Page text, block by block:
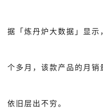
据「炼丹炉大数据」显示
个多月，该款产品的月销
依旧层出不穷。